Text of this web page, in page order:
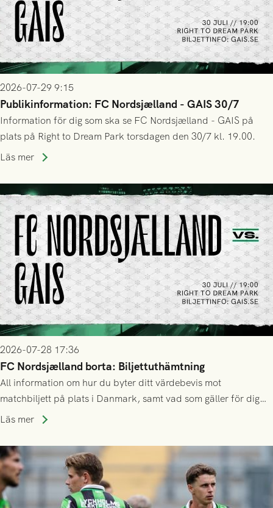
2026-07-29 9:15
Publikinformation: FC Nordsjælland - GAIS 30/7
Information för dig som ska se FC Nordsjælland - GAIS på
plats på Right to Dream Park torsdagen den 30/7 kl. 19.00.
Läs mer
2026-07-28 17:36
FC Nordsjælland borta: Biljettuthämtning
All information om hur du byter ditt värdebevis mot
matchbiljett på plats i Danmark, samt vad som gäller för dig
som står på reservlista eller fått förhinder.
Läs mer